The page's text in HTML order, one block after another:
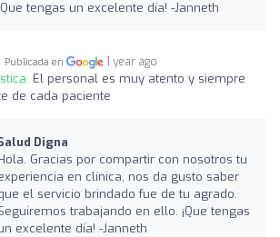
tengas un excelente día! -Janneth
Publicada en 1 year ago
El personal es muy atento y siempre
de cada paciente
Digna
Gracias por compartir con nosotros tu
en clínica, nos da gusto saber
el servicio brindado fue de tu agrado.
trabajando en ello. ¡Que tengas
excelente día! -Janneth